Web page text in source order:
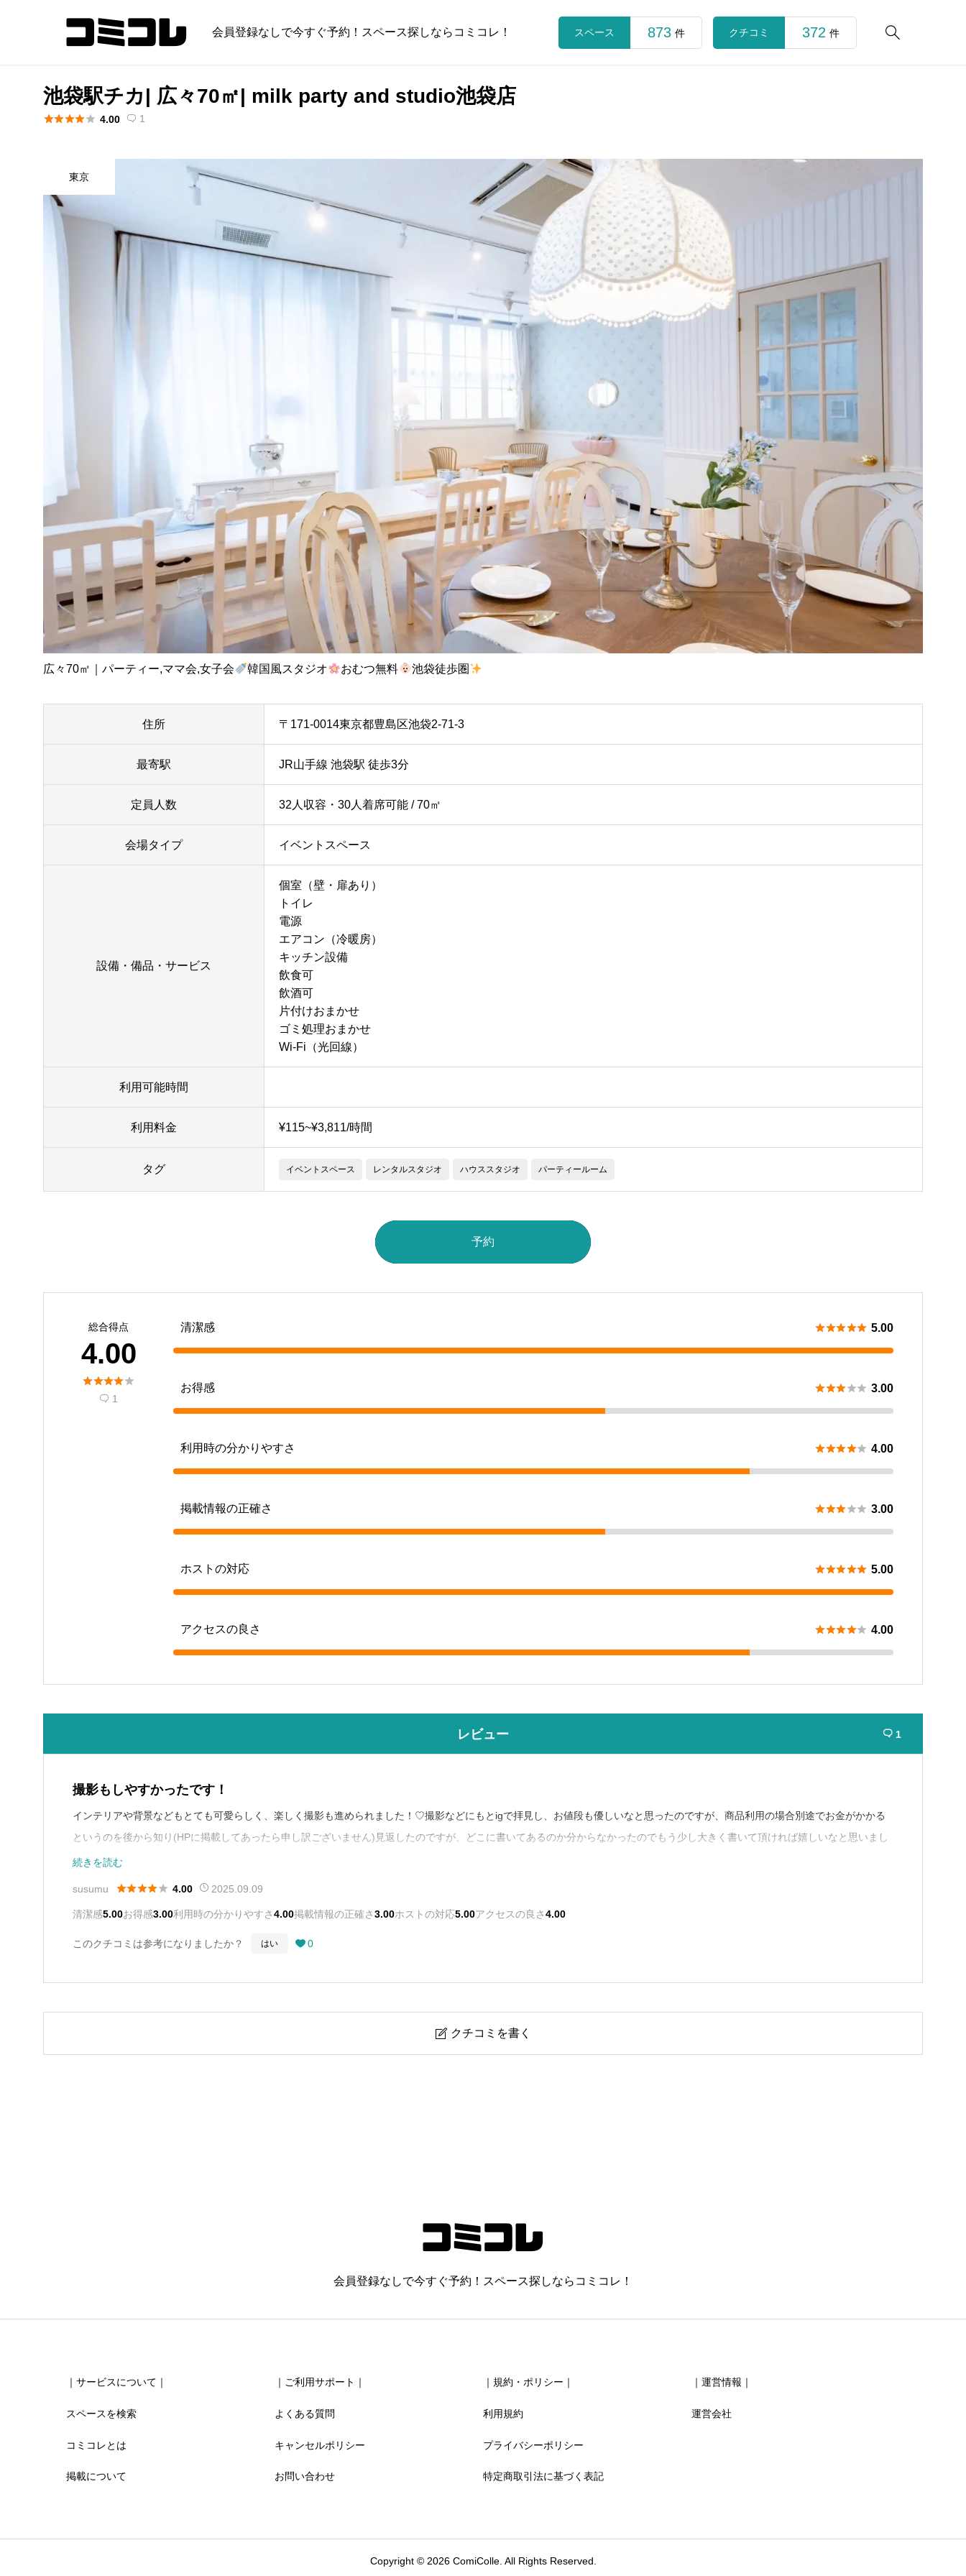
会員登録なしで今すぐ予約！スペース探しならコミコレ！ 
スペース 873 件 クチコミ 372 件
池袋駅チカ| 広々70㎡| milk party and studio池袋店
 4.00  1
東京
広々70㎡｜パーティー,ママ会,女子会 韓国風スタジオ おむつ無料 池袋徒歩圏
住所 〒171-0014東京都豊島区池袋2-71-3
最寄駅 JR山手線 池袋駅 徒歩3分
定員人数 32人収容・30人着席可能 / 70㎡
会場タイプ イベントスペース
設備・備品・サービス
個室（壁・扉あり）
トイレ
電源
エアコン（冷暖房）
キッチン設備
飲食可
飲酒可
片付けおまかせ
ゴミ処理おまかせ
Wi-Fi（光回線）
利用可能時間
利用料金 ¥115~¥3,811/時間
タグ イベントスペース レンタルスタジオ ハウススタジオ パーティールーム
予約
総合得点
4.00

 1
清潔感  5.00
お得感  3.00
利用時の分かりやすさ  4.00
掲載情報の正確さ  3.00
ホストの対応  5.00
アクセスの良さ  4.00
レビュー  1
撮影もしやすかったです！
インテリアや背景などもとても可愛らしく、楽しく撮影も進められました！♡撮影などにもとigで拝見し、お値段も優しいなと思ったのですが、商品利用の場合別途でお金がかかる
というのを後から知り(HPに掲載してあったら申し訳ございません)見返したのですが、どこに書いてあるのか分からなかったのでもう少し大きく書いて頂ければ嬉しいなと思いまし
た
その料金をプラスするとそこまで他のスタジオさんともお値段変わらなかったです！でも自然光も入ってきて、広々と清潔感のある空間だったのはすごく嬉しかったです！
続きを読む
susumu  4.00 2025.09.09
清潔感5.00お得感3.00利用時の分かりやすさ4.00掲載情報の正確さ3.00ホストの対応5.00アクセスの良さ4.00
このクチコミは参考になりましたか？ はい  0
 クチコミを書く
星の数をお選びください  
利用時の分かりやすさ
会員登録なしで今すぐ予約！スペース探しならコミコレ！
｜サービスについて｜
スペースを検索
コミコレとは
掲載について
｜ご利用サポート｜
よくある質問
キャンセルポリシー
お問い合わせ
｜規約・ポリシー｜
利用規約
プライバシーポリシー
特定商取引法に基づく表記
｜運営情報｜
運営会社
Copyright © 2026 ComiColle. All Rights Reserved.